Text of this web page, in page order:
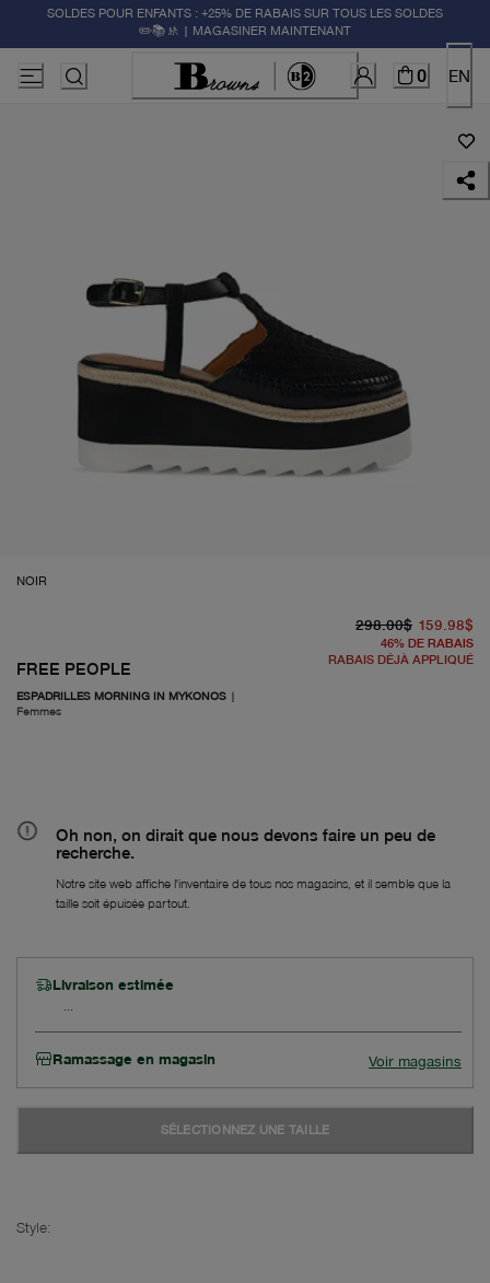
SOLDES POUR ENFANTS : +25% DE RABAIS SUR TOUS LES SOLDES
✏️📚🚸 | MAGASINER MAINTENANT
0 EN
NOIR
FREE PEOPLE
ESPADRILLES MORNING IN MYKONOS |
Femmes
298.00$ 159.98$
46% DE RABAIS
À
RABAIS DÉJÀ APPLIQUÉ
Oh non, on dirait que nous devons faire un peu de
recherche.
Notre site web affiche l'inventaire de tous nos magasins, et il semble que la
taille soit épuisée partout.
Livraison estimée
Ramassage en magasin Voir magasins
SÉLECTIONNEZ UNE TAILLE
Style: